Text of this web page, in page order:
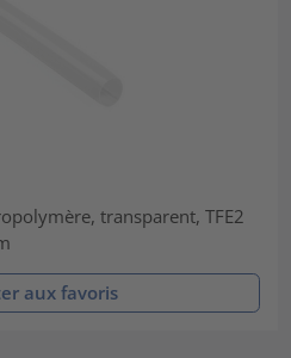
transparent, TFE2
aux favoris